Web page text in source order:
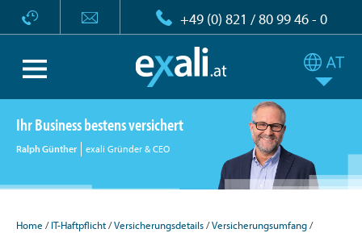
+49 (0) 821 / 80 99 46 - 0
Ihr Business bestens versichert
Ralph Günther exali Gründer & CEO
Home IT-Haftpflicht Versicherungsdetails
Versicherungsumfang